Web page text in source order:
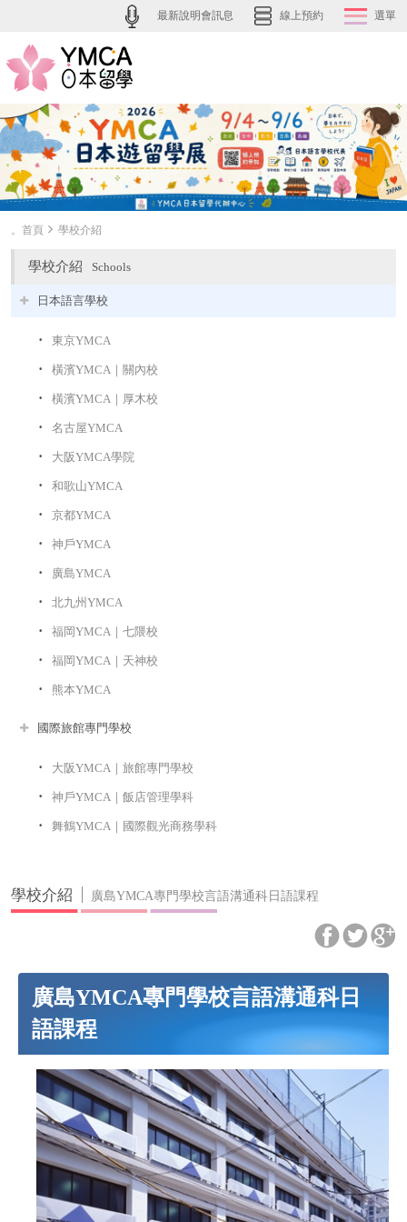
最新說明會訊息 線上預約 選單
。首頁 學校介紹
學校介紹 Schools
日本語言學校
東京YMCA
橫濱YMCA｜關內校
橫濱YMCA｜厚木校
名古屋YMCA
大阪YMCA學院
和歌山YMCA
京都YMCA
神戶YMCA
廣島YMCA
北九州YMCA
福岡YMCA｜七隈校
福岡YMCA｜天神校
熊本YMCA
國際旅館專門學校
大阪YMCA｜旅館專門學校
神戶YMCA｜飯店管理學科
舞鶴YMCA｜國際觀光商務學科
學校介紹 廣島YMCA專門學校言語溝通科日語課程
廣島YMCA專門學校言語溝通科日
語課程